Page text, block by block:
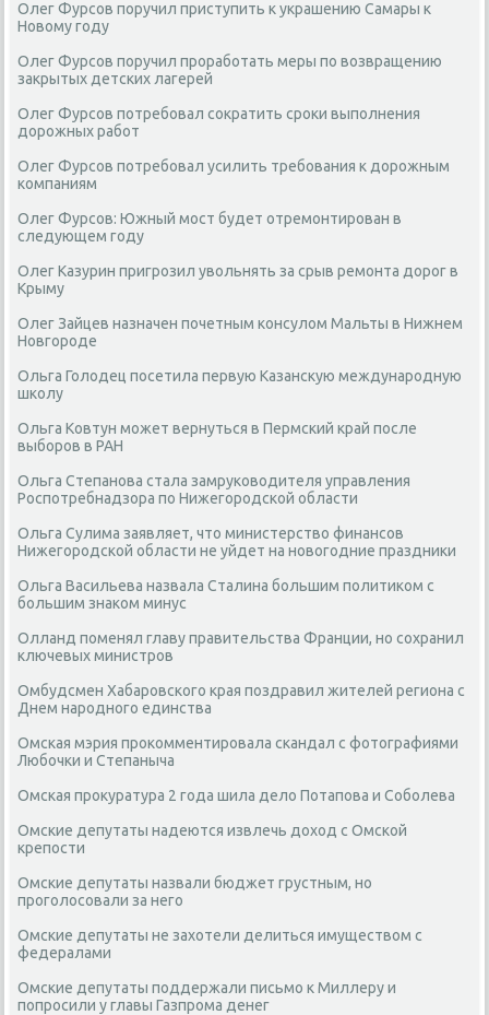
Олег Фурсов поручил приступить к украшению Самары к
Новому году
Олег Фурсов поручил проработать меры по возвращению
закрытых детских лагерей
Олег Фурсов потребовал сократить сроки выполнения
дорожных работ
Олег Фурсов потребовал усилить требования к дорожным
компаниям
Олег Фурсов: Южный мост будет отремонтирован в
следующем году
Олег Казурин пригрозил увольнять за срыв ремонта дорог в
Крыму
Олег Зайцев назначен почетным консулом Мальты в Нижнем
Новгороде
Ольга Голодец посетила первую Казанскую международную
школу
Ольга Ковтун может вернуться в Пермский край после
выборов в РАН
Ольга Степанова стала замруководителя управления
Роспотребнадзора по Нижегородской области
Ольга Сулима заявляет, что министерство финансов
Нижегородской области не уйдет на новогодние праздники
Ольга Васильева назвала Сталина большим политиком с
большим знаком минус
Олланд поменял главу правительства Франции, но сохранил
ключевых министров
Омбудсмен Хабаровского края поздравил жителей региона с
Днем народного единства
Омская мэрия прокомментировала скандал с фотографиями
Любочки и Степаныча
Омская прокуратура 2 года шила дело Потапова и Соболева
Омские депутаты надеются извлечь доход с Омской
крепости
Омские депутаты назвали бюджет грустным, но
проголосовали за него
Омские депутаты не захотели делиться имуществом с
федералами
Омские депутаты поддержали письмо к Миллеру и
попросили у главы Газпрома денег